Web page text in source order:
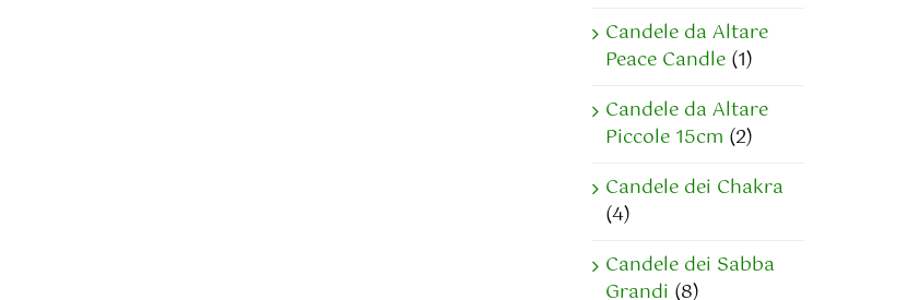
Candele da Altare
Peace Candle (1)
Candele da Altare
Piccole 15cm (2)
Candele dei Chakra
(4)
Candele dei Sabba
Grandi (8)